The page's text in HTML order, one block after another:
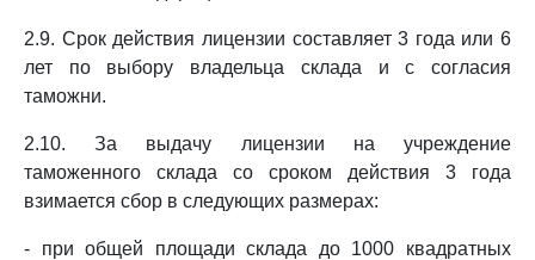
2.9. Срок действия лицензии составляет 3 года или 6
лет по выбору владельца склада и с согласия
таможни.
2.10. За выдачу лицензии на учреждение
таможенного склада со сроком действия 3 года
взимается сбор в следующих размерах:
- при общей площади склада до 1000 квадратных